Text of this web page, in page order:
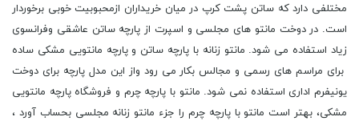
مختلفی دارد که ساتن پشت کرپ در میان خریداران ازمحبوبیت خوبی برخوردار
است. در دوخت مانتو های مجلسی و اسپرت از پارچه ساتن عاشقی وفرانسوی
زیاد استفاده می شود. مانتو زنانه با پارچه ساتن و پارچه مانتویی مشکی ساده
برای مراسم های رسمی و مجالس بکار می رود واز این مدل پارچه برای دوخت
یونیفرم اداری استفاده نمی شود. مانتو با پارچه چرم و فروشگاه پارچه مانتویی
مشکی، بهتر است مانتو با پارچه چرم را جزء مانتو زنانه مجلسی بحساب آورد ،